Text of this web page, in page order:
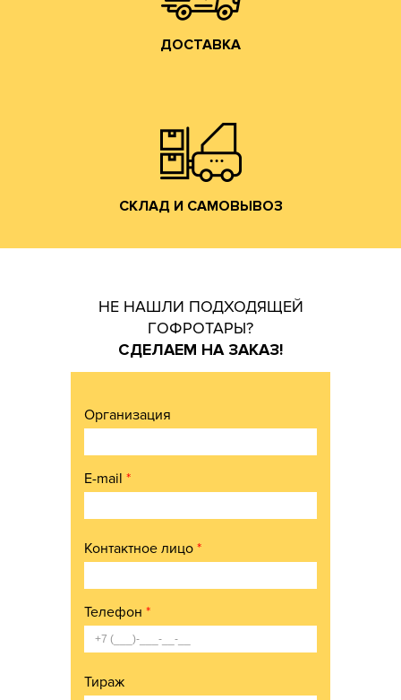
ДОСТАВКА
СКЛАД И САМОВЫВОЗ
СКЛАД И САМОВЫВОЗ
НЕ НАШЛИ ПОДХОДЯЩЕЙ
ГОФРОТАРЫ?
СДЕЛАЕМ НА ЗАКАЗ!
Организация
E-mail *
Контактное лицо *
Телефон *
Тираж